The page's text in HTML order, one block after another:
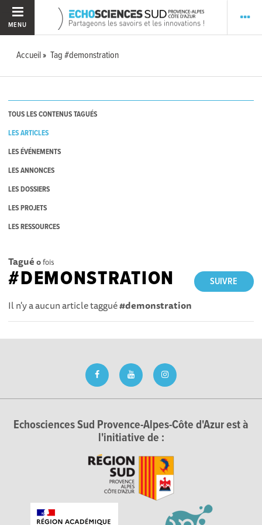
MENU
Accueil Tag #demonstration
TOUS LES CONTENUS TAGUÉS
LES ARTICLES
LES ÉVÉNEMENTS
LES ANNONCES
LES DOSSIERS
LES PROJETS
LES RESSOURCES
Tagué 0fois
SUIVRE
#DEMONSTRATION
Il n'y a aucun article taggué#demonstration
Echosciences Sud Provence-Alpes-Côte d'Azur est à
l'initiative de :